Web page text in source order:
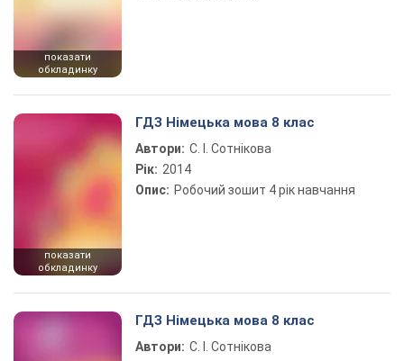
показати
обкладинку
показати
обкладинку
ГДЗ Німецька мова 8 клас
Автори: С. І. Сотнікова
Рік: 2014
Опис: Робочий зошит 4 рік навчання
ГДЗ Німецька мова 8 клас
Автори: С. І. Сотнікова